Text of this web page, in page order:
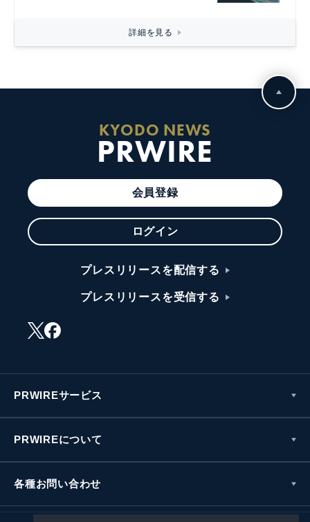
詳細を見る
KYODO NEWS
PRWIRE
会員登録
ログイン
プレスリリースを配信する
プレスリリースを受信する
PRWIREサービス
PRWIREについて
各種お問い合わせ